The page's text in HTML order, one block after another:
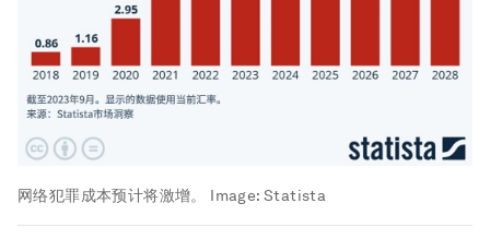
网络犯罪成本预计将激增。 Image:Statista